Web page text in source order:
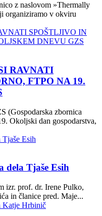
z naslovom »Thermally
organiziramo v okviru
RAVNATI
FTPO NA 19.
(Gospodarska zbornica
Okoljski dan gospodarstva,
dela Tjaše Esih
izr. prof. dr. Irene Pulko,
in članice pred. Maje...